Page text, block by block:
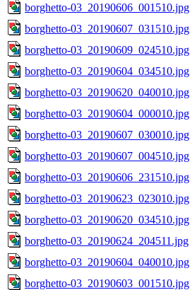
borghetto-03_20190606_001510.jpg
borghetto-03_20190607_031510.jpg
borghetto-03_20190609_024510.jpg
borghetto-03_20190604_034510.jpg
borghetto-03_20190620_040010.jpg
borghetto-03_20190604_000010.jpg
borghetto-03_20190607_030010.jpg
borghetto-03_20190607_004510.jpg
borghetto-03_20190606_231510.jpg
borghetto-03_20190623_023010.jpg
borghetto-03_20190620_034510.jpg
borghetto-03_20190624_204511.jpg
borghetto-03_20190604_040010.jpg
borghetto-03_20190603_001510.jpg